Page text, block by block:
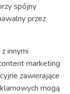
spójny
przez
innymi
marketing
zawierające
mogą